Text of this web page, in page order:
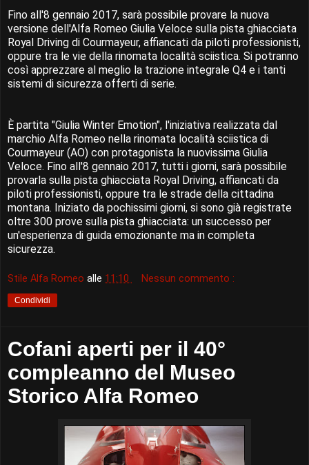
Fino all'8 gennaio 2017, sarà possibile provare la nuova
versione dell'Alfa Romeo Giulia Veloce sulla pista ghiacciata
Royal Driving di Courmayeur, affiancati da piloti professionisti,
oppure tra le vie della rinomata località sciistica. Si potranno
così apprezzare al meglio la trazione integrale Q4 e i tanti
sistemi di sicurezza offerti di serie.
È partita "Giulia Winter Emotion", l'iniziativa realizzata dal
marchio Alfa Romeo nella rinomata località sciistica di
Courmayeur (AO) con protagonista la nuovissima Giulia
Veloce. Fino all'8 gennaio 2017, tutti i giorni, sarà possibile
provarla sulla pista ghiacciata Royal Driving, affiancati da
piloti professionisti, oppure tra le strade della cittadina
montana. Iniziato da pochissimi giorni, si sono già registrate
oltre 300 prove sulla pista ghiacciata: un successo per
un'esperienza di guida emozionante ma in completa
sicurezza.
Stile Alfa Romeo alle 11:10 Nessun commento :
Condividi
Cofani aperti per il 40°
compleanno del Museo
Storico Alfa Romeo